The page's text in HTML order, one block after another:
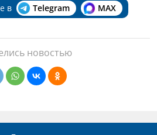
в Telegram MAX
новостью